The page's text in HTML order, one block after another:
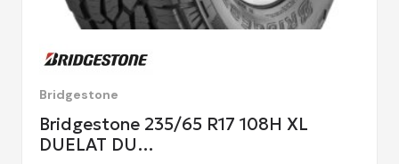
Bridgestone
Bridgestone 235/65 R17 108H XL
DUELAT DU…